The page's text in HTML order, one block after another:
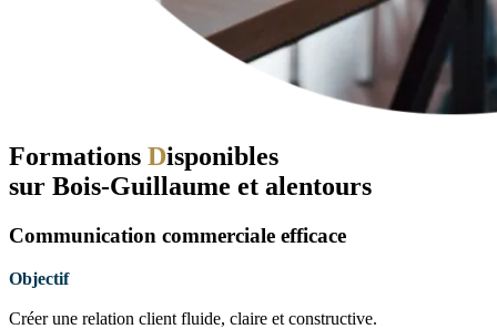
Formations Disponibles
sur Bois-Guillaume et alentours
Communication commerciale efficace
Objectif
Créer une relation client fluide, claire et constructive.